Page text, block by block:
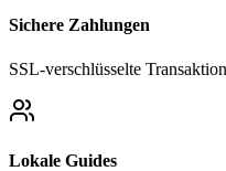
Sichere Zahlungen
SSL-verschlüsselte
Lokale Guides